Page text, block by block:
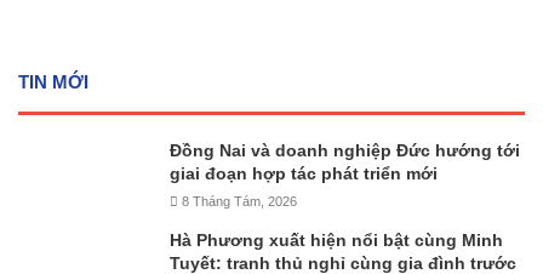
TIN MỚI
Đồng Nai và doanh nghiệp Đức hướng tới
giai đoạn hợp tác phát triển mới
8 Tháng Tám, 2026
Hà Phương xuất hiện nổi bật cùng Minh
Tuyết: tranh thủ nghỉ cùng gia đình trước